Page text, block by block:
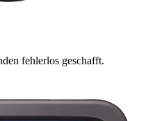
fehlerlos geschafft.